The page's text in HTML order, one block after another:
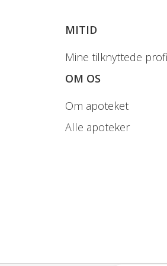
(E330), mineraler
skumdæmpende middel
MITID
Mine tilknyttede
OM OS
Om apoteket
Alle apoteker